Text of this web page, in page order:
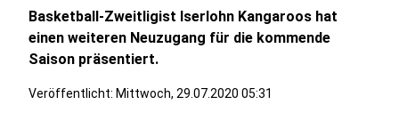
Basketball-Zweitligist Iserlohn Kangaroos hat
einen weiteren Neuzugang für die kommende
Saison präsentiert.
Veröffentlicht: Mittwoch, 29.07.2020 05:31